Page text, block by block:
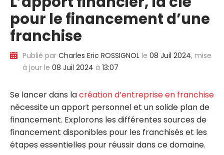
pour le financement d’une
franchise
Publié par Charles Eric ROSSIGNOL le 08 Juil 2024, mise
à jour le 08 Juil 2024 à 13:07
Se lancer dans lacréation d’entreprise en franchise
nécessite un apport personnel et un solide plan de
financement. Explorons les différentes sources de
financement disponibles pour les franchisés et les
étapes essentielles pour réussir dans ce domaine.